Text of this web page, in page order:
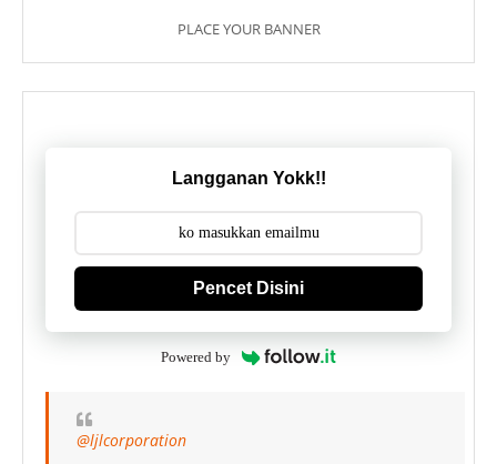
PLACE YOUR BANNER
Langganan Yokk!!
Pencet Disini
Powered by
@ljlcorporation